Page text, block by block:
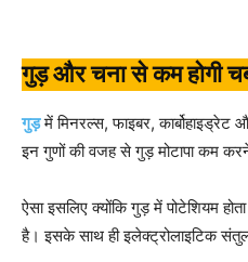
गुड़ और चना से कम होगी
गुड़में मिनरल्स, फाइबर, कार्बोहाइड्रेट
इन गुणों की वजह से गुड़ मोटापा कम
ऐसा इसलिए क्योंकि गुड़ में पोटेशियम
है। इसके साथ ही इलेक्ट्रोलाइटिक